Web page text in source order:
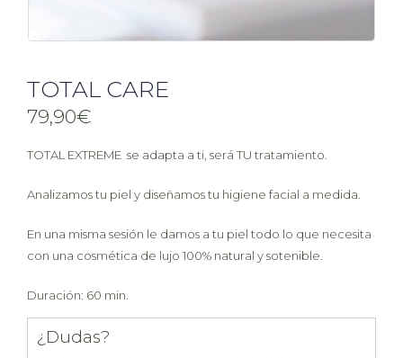
TOTAL CARE
79,90€
TOTAL EXTREME se adapta a ti, será TU tratamiento.
Analizamos tu piel y diseñamos tu higiene facial a medida.
En una misma sesión le damos a tu piel todo lo que necesita
con una cosmética de lujo 100% natural y sotenible.
Duración: 60 min.
¿Dudas?